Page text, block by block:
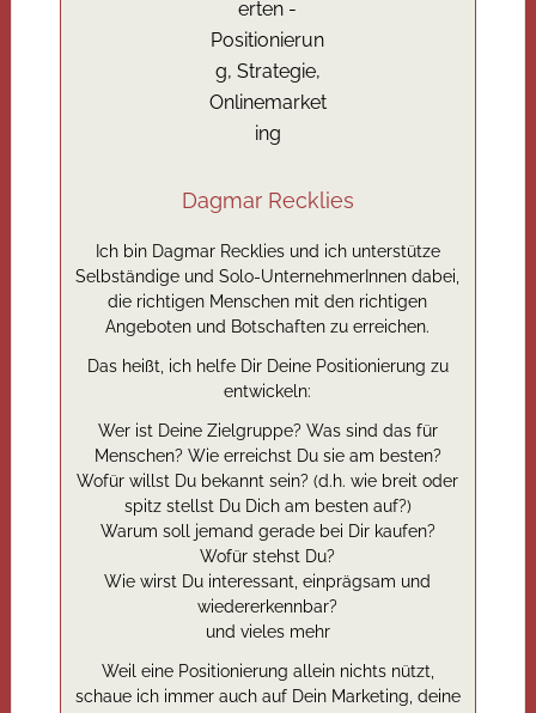
Dagmar Recklies
Ich bin Dagmar Recklies und ich unterstütze
Selbständige und Solo-UnternehmerInnen dabei,
die richtigen Menschen mit den richtigen
Angeboten und Botschaften zu erreichen.
Das heißt, ich helfe Dir Deine Positionierung zu
entwickeln:
Wer ist Deine Zielgruppe? Was sind das für
Menschen? Wie erreichst Du sie am besten?
Wofür willst Du bekannt sein? (d.h. wie breit oder
spitz stellst Du Dich am besten auf?)
Warum soll jemand gerade bei Dir kaufen?
Wofür stehst Du?
Wie wirst Du interessant, einprägsam und
wiedererkennbar?
und vieles mehr
Weil eine Positionierung allein nichts nützt,
schaue ich immer auch auf Dein Marketing, deine